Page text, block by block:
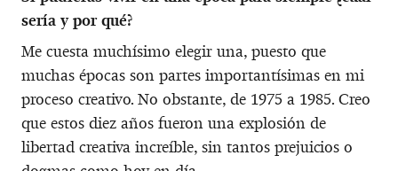
sería y por qué?
Me cuesta muchísimo elegir una, puesto que
muchas épocas son partes importantísimas en mi
proceso creativo. No obstante, de 1975 a 1985. Creo
que estos diez años fueron una explosión de
libertad creativa increíble, sin tantos prejuicios o